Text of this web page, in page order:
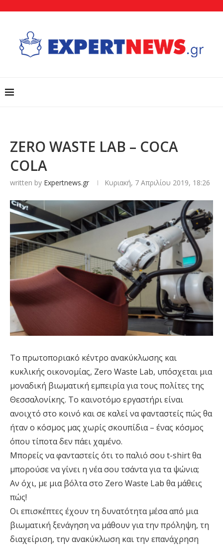
ZERO WASTE LAB – COCA
COLA
written by Expertnews.gr Κυριακή, 7 Απριλίου 2019, 18:26
Το πρωτοποριακό κέντρο ανακύκλωσης και
κυκλικής οικονομίας, Zero Waste Lab, υπόσχεται μια
μοναδική βιωματική εμπειρία για τους πολίτες της
Θεσσαλονίκης. Το καινοτόμο εργαστήρι είναι
ανοιχτό στο κοινό και σε καλεί να φανταστείς πώς θα
ήταν ο κόσμος μας χωρίς σκουπίδια – ένας κόσμος
όπου τίποτα δεν πάει χαμένο.
Μπορείς να φανταστείς ότι το παλιό σου t-shirt θα
μπορούσε να γίνει η νέα σου τσάντα για τα ψώνια;
Αν όχι, με μια βόλτα στο Zero Waste Lab θα μάθεις
πώς!
Οι επισκέπτες έχουν τη δυνατότητα μέσα από μια
βιωματική ξενάγηση να μάθουν για την πρόληψη, τη
διαχείριση, την ανακύκλωση και την επανάχρηση